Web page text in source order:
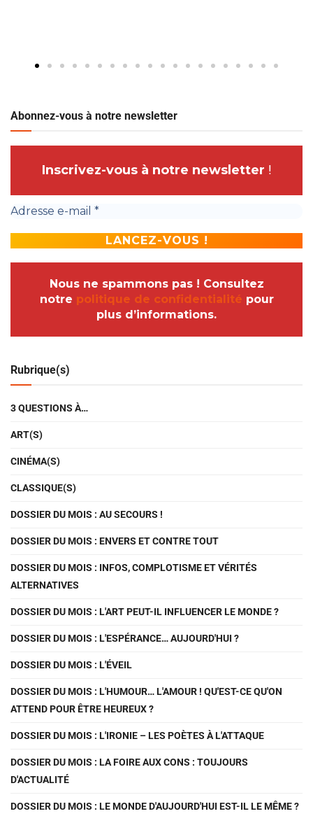
Abonnez-vous à notre newsletter
Inscrivez-vous à notre newsletter !
Nous ne spammons pas ! Consultez
notre politique de confidentialité pour
plus d’informations.
Rubrique(s)
3 QUESTIONS À…
ART(S)
CINÉMA(S)
CLASSIQUE(S)
DOSSIER DU MOIS : AU SECOURS !
DOSSIER DU MOIS : ENVERS ET CONTRE TOUT
DOSSIER DU MOIS : INFOS, COMPLOTISME ET VÉRITÉS
ALTERNATIVES
DOSSIER DU MOIS : L'ART PEUT-IL INFLUENCER LE MONDE ?
DOSSIER DU MOIS : L'ESPÉRANCE… AUJOURD'HUI ?
DOSSIER DU MOIS : L'ÉVEIL
DOSSIER DU MOIS : L'HUMOUR… L'AMOUR ! QU'EST-CE QU'ON
ATTEND POUR ÊTRE HEUREUX ?
DOSSIER DU MOIS : L'IRONIE – LES POÈTES À L'ATTAQUE
DOSSIER DU MOIS : LA FOIRE AUX CONS : TOUJOURS
D'ACTUALITÉ
DOSSIER DU MOIS : LE MONDE D'AUJOURD'HUI EST-IL LE MÊME ?